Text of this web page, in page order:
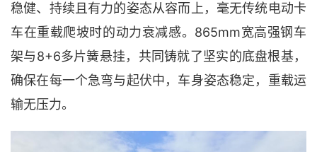
稳健、持续且有力的姿态从容而上，毫无传统电动卡
车在重载爬坡时的动力衰减感。865mm宽高强钢车
架与8+6多片簧悬挂，共同铸就了坚实的底盘根基，
确保在每一个急弯与起伏中，车身姿态稳定，重载运
输无压力。